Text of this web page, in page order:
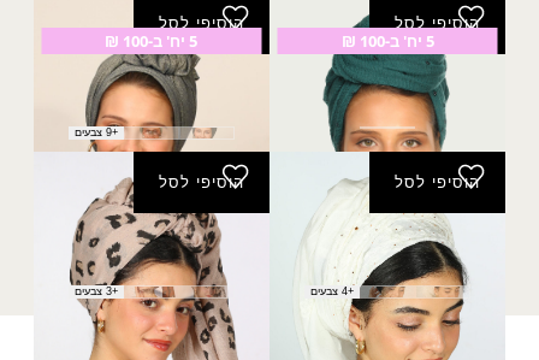
5 יח' ב-100 ₪
הוסיפי לסל
צעיף נטופה
₪ 30.00
5 יח' ב-100 ₪
הוסיפי לסל
צעיף מרווה
₪ 30.00
+9 צבעים
הוסיפי לסל
מטפחת אודיה
₪40.00
+4 צבעים
הוסיפי לסל
מטפחת סהרה
₪30.00
+3 צבעים